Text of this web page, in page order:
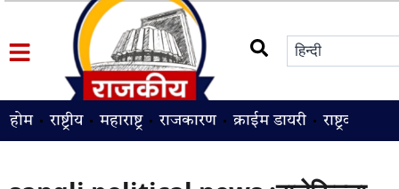
होम राष्ट्रीय महाराष्ट्र राजकारण क्राईम डायरी राष्ट्रवादी